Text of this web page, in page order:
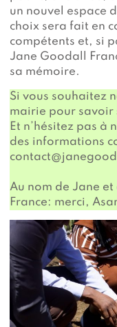
un nouvel espace
choix sera fait en
compétents et, si
Jane Goodall
sa mémoire.
Si vous souhaitez
mairie pour savoir
Et n’hésitez pas à
des informations
Au nom de Jane
France: merci,